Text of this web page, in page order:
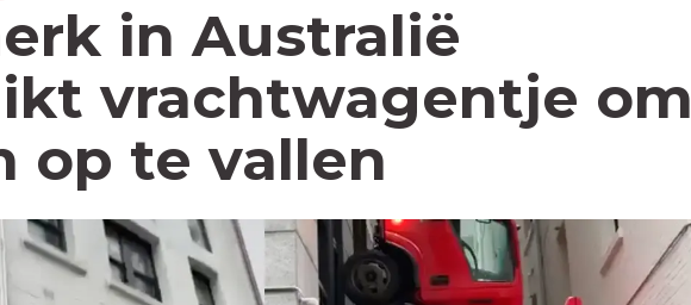
in Australië
vrachtwagentje om
op te vallen